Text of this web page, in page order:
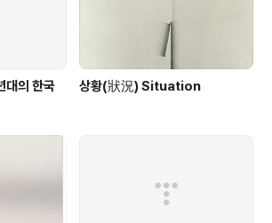
의 한국
상황(狀況) Situation